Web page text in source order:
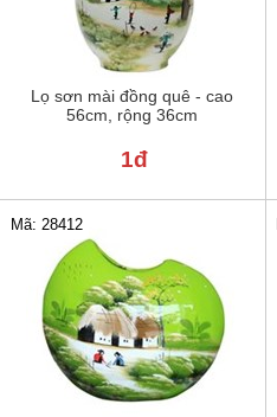
Lọ sơn mài đồng quê - cao
56cm, rộng 36cm
1đ
Mã: 28412